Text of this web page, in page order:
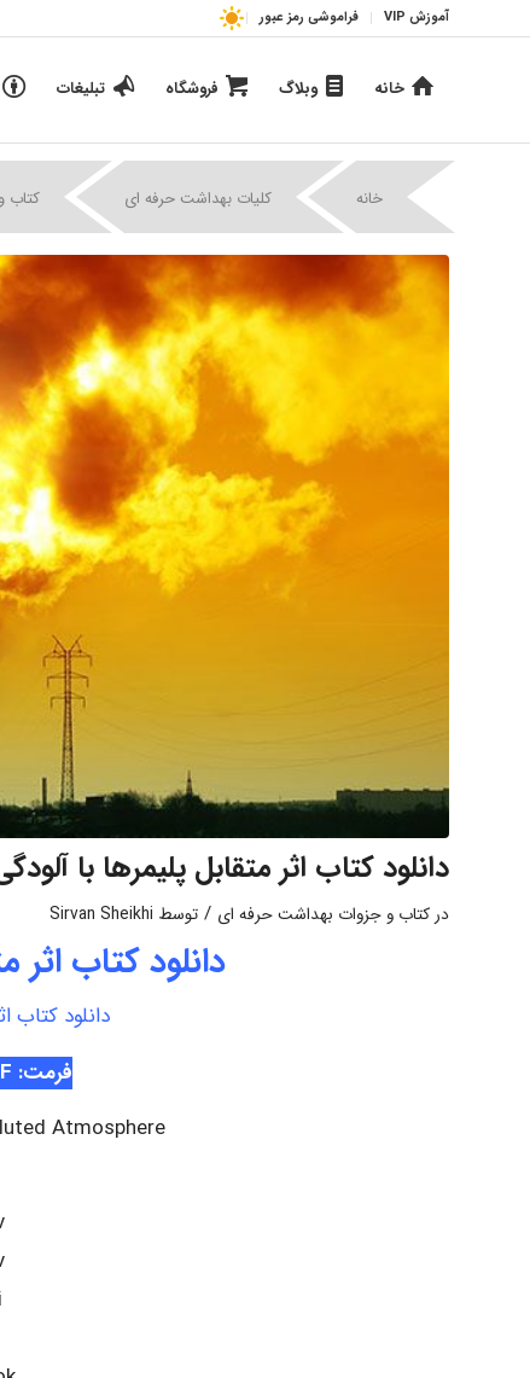
آموزش VIP فراموشی رمز عبور
خانه وبلاگ فروشگاه تبلیغات
خانه کلیات بهداشت حرفه ای کتاب
دانلود کتاب اثر متقابل پلیمرها با
در کتاب و جزوات بهداشت حرفه ای / توسط Sirvan Sheikhi
دانلود کتاب اثر
دانلود کتاب
فرمت: PDF
Atmosphere